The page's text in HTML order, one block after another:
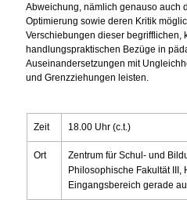
Abweichung, nämlich genauso auch
Optimierung sowie deren Kritik
Verschiebungen dieser begrifflichen,
handlungspraktischen Bezüge in
Auseinandersetzungen mit
und Grenzziehungen leisten.
Zeit 18.00 Uhr (c.t.)
Ort
Zentrum für Schul- und
Philosophische Fakultät III,
Eingangsbereich gerade